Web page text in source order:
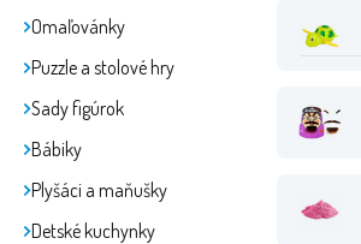
Omaľovánky
Puzzle a stolové hry
Sady figúrok
Bábiky
Plyšáci a maňušky
Detské kuchynky